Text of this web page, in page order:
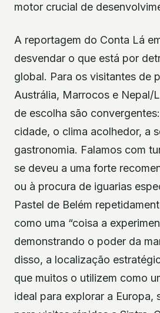
motor crucial de
A reportagem do Conta Lá
desvendar o que está por
global. Para os visitantes de
Austrália, Marrocos e Nepal/
de escolha são
cidade, o clima acolhedor, a
gastronomia. Falamos com
se deveu a uma forte
ou à procura de iguarias
Pastel de Belém
como uma “coisa a
demonstrando o poder da
disso, a localização
que muitos o utilizem como
ideal para explorar a Europa,